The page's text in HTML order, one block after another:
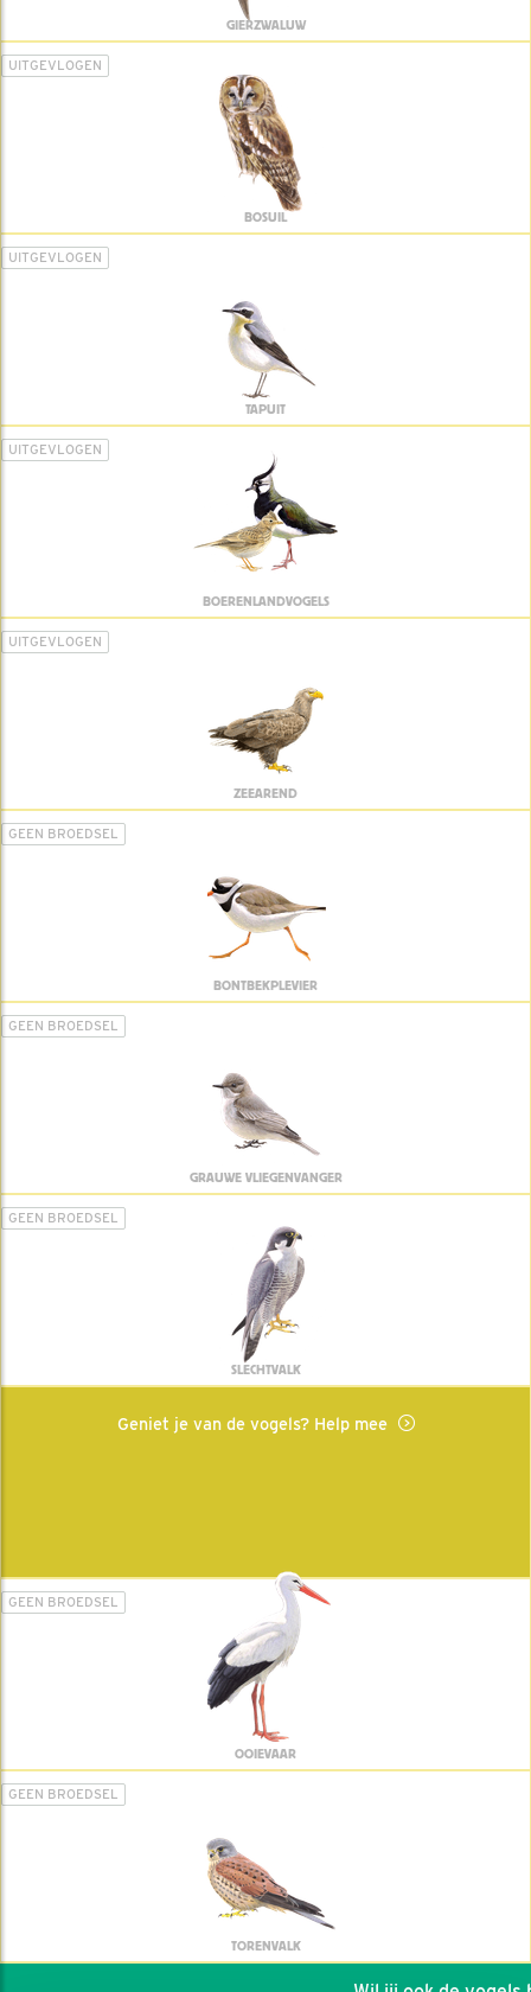
GIERZWALUW
UITGEVLOGEN
BOSUIL
UITGEVLOGEN
TAPUIT
UITGEVLOGEN
BOERENLANDVOGELS
UITGEVLOGEN
ZEEAREND
GEEN BROEDSEL
BONTBEKPLEVIER
GEEN BROEDSEL
GRAUWE VLIEGENVANGER
GEEN BROEDSEL
SLECHTVALK
Geniet je van de vogels? Help mee
GEEN BROEDSEL
OOIEVAAR
GEEN BROEDSEL
TORENVALK